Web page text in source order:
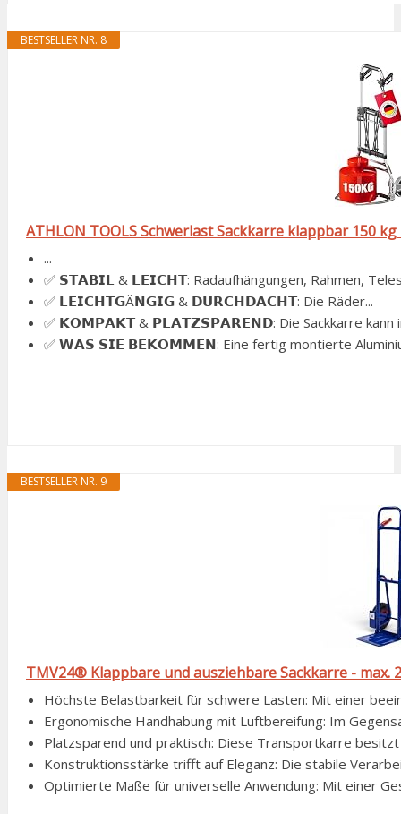
BESTSELLER NR. 8
ATHLON TOOLS Schwerlast Sackkarre klappbar 150
...
✅ 𝗦𝗧𝗔𝗕𝗜𝗟 & 𝗟𝗘𝗜𝗖𝗛𝗧: Radaufhängungen, Rahmen,
✅ 𝗟𝗘𝗜𝗖𝗛𝗧𝗚Ä𝗡𝗚𝗜𝗚 & 𝗗𝗨𝗥𝗖𝗛𝗗𝗔𝗖𝗛𝗧: Die Räder...
✅ 𝗞𝗢𝗠𝗣𝗔𝗞𝗧 & 𝗣𝗟𝗔𝗧𝗭𝗦𝗣𝗔𝗥𝗘𝗡𝗗: Die Sackkarre kann
✅ 𝗪𝗔𝗦 𝗦𝗜𝗘 𝗕𝗘𝗞𝗢𝗠𝗠𝗘𝗡: Eine fertig montierte
BESTSELLER NR. 9
TMV24® Klappbare und ausziehbare Sackkarre -
Höchste Belastbarkeit für schwere Lasten: Mit einer
Ergonomische Handhabung mit Luftbereifung: Im
Platzsparend und praktisch: Diese Transportkarre
Konstruktionsstärke trifft auf Eleganz: Die stabile
Optimierte Maße für universelle Anwendung: Mit einer